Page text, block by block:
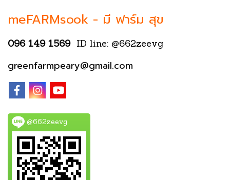
meFARMsook - มี ฟาร์ม สุข
096 149 1569 ID line: @662zeevg
greenfarmpeary@gmail.com
@662zeevg